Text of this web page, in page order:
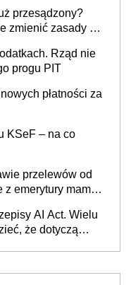
przesądzony?
zmienić zasady gry
Rząd nie
progu PIT
płatności za
KSeF – na co
przelewów od
z emerytury mamy
AI Act. Wielu
że dotyczą